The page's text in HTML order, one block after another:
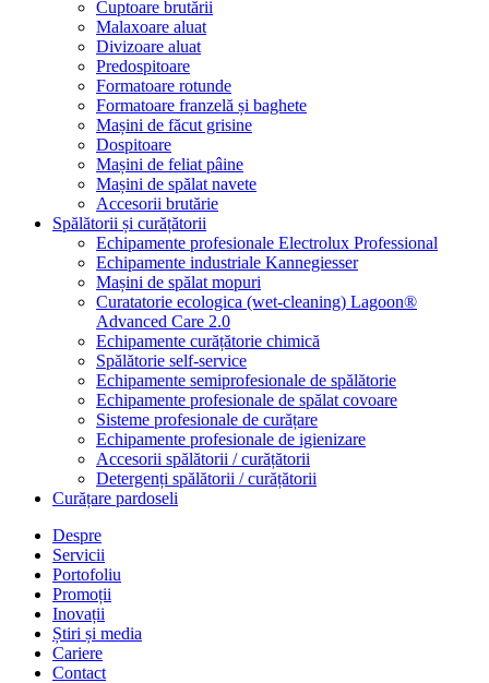
Cuptoare brutării
Malaxoare aluat
Divizoare aluat
Predospitoare
Formatoare rotunde
Formatoare franzelă și baghete
Mașini de făcut grisine
Dospitoare
Mașini de feliat pâine
Mașini de spălat navete
Accesorii brutărie
Spălătorii și curățătorii
Echipamente profesionale Electrolux Professional
Echipamente industriale Kannegiesser
Mașini de spălat mopuri
Curatatorie ecologica (wet-cleaning) Lagoon®
Advanced Care 2.0
Echipamente curățătorie chimică
Spălătorie self-service
Echipamente semiprofesionale de spălătorie
Echipamente profesionale de spălat covoare
Sisteme profesionale de curățare
Echipamente profesionale de igienizare
Accesorii spălătorii / curățătorii
Detergenți spălătorii / curățătorii
Curățare pardoseli
Despre
Servicii
Portofoliu
Promoții
Inovații
Știri și media
Cariere
Contact